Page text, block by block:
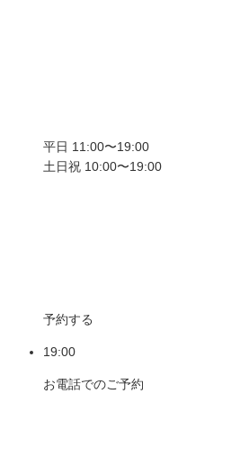
平日 11:00〜19:00
土日祝 10:00〜19:00
予約する
19:00
お電話でのご予約